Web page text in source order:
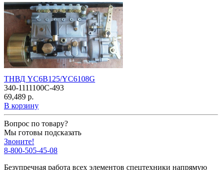
ТНВД YC6B125/YC6108G
340-1111100C-493
69,489 р.
В корзину
Вопрос по товару?
Мы готовы подсказать
Звоните!
8-800-505-45-08
Безупречная работа всех элементов спецтехники напрямую